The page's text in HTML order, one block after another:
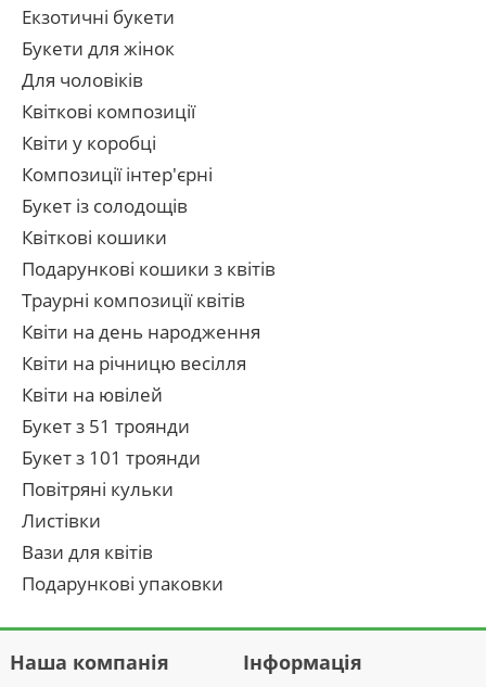
Екзотичні букети
Букети для жінок
Для чоловіків
Квіткові композиції
Квіти у коробці
Композиції інтер'єрні
Букет із солодощів
Квіткові кошики
Подарункові кошики з квітів
Траурні композиції квітів
Квіти на день народження
Квіти на річницю весілля
Квіти на ювілей
Букет з 51 троянди
Букет з 101 троянди
Повітряні кульки
Листівки
Вази для квітів
Подарункові упаковки
Наша компанія Інформація